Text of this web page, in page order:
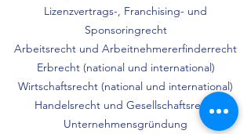
Lizenzvertrags-, Franchising- und
Sponsoringrecht
Arbeitsrecht und Arbeitnehmererfinderrecht
Erbrecht (national und international)
Wirtschaftsrecht (national und international)
Handelsrecht und Gesellschaftsrecht
Unternehmensgründung